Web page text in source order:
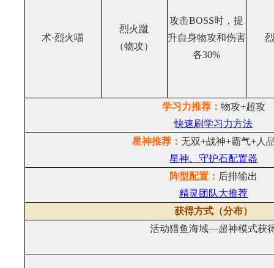
术·烈火喵
烈火蹴
（物攻）
攻击BOSS时，提
升自身物攻和伤害
各30%
学习力推荐： 物攻+超攻
快速刷学习力方法
星神推荐： 无双+战神+霸气+人
星神、守护石配置器
阵型配置： 后排输出
精灵团队大推荐
获得方式（分布）
活动猎鱼海域—超神模式获